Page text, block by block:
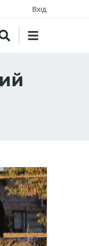
Вхід